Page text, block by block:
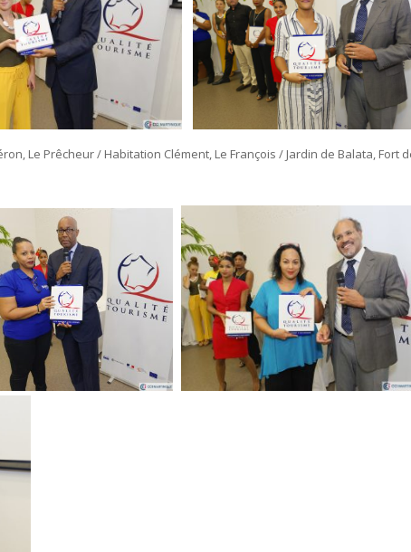
Le Prêcheur / Habitation Clément, Le François / Jardin de Balata, Fort